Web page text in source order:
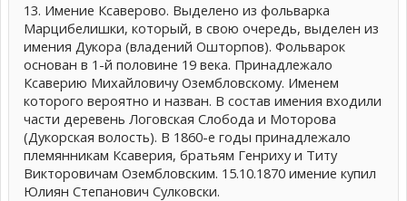
13. Имение Ксаверово. Выделено из фольварка
Марцибелишки, который, в свою очередь, выделен из
имения Дукора (владений Ошторпов). Фольварок
основан в 1-й половине 19 века. Принадлежало
Ксаверию Михайловичу Озембловскому. Именем
которого вероятно и назван. В состав имения входили
части деревень Логовская Слобода и Моторова
(Дукорская волость). В 1860-е годы принадлежало
племянникам Ксаверия, братьям Генриху и Титу
Викторовичам Озембловским. 15.10.1870 имение купил
Юлиян Степанович Сулковски.